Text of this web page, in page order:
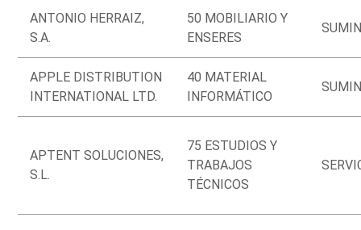
ANTONIO HERRAIZ,
S.A.
50 MOBILIARIO Y
ENSERES
APPLE DISTRIBUTION
INTERNATIONAL LTD.
40 MATERIAL
INFORMÁTICO
APTENT SOLUCIONES,
S.L.
75 ESTUDIOS Y
TRABAJOS
TÉCNICOS